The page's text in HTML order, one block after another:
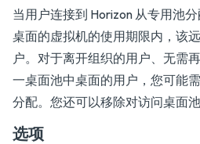
当用户连接到 Horizon 从专用池
桌面的虚拟机的使用期限内，该
户。对于离开组织的用户、无需
一桌面池中桌面的用户，您可能
分配。您还可以移除对访问桌面
选项